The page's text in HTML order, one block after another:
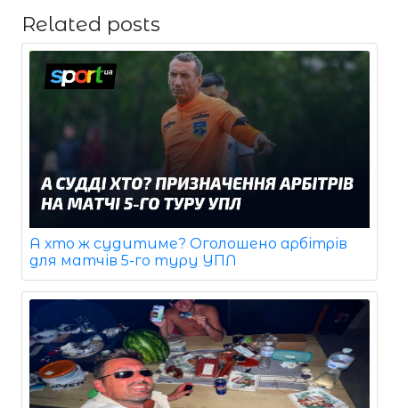
Related posts
А хто ж судитиме? Оголошено арбітрів
для матчів 5-го туру УПЛ